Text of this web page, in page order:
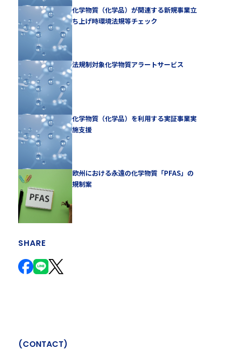
化学物質（化学品）が関連する新規事業立
ち上げ時環境法規等チェック
法規制対象化学物質アラートサービス
化学物質（化学品）を利用する実証事業実
施支援
欧州における永遠の化学物質「PFAS」の
規制案
SHARE
(CONTACT)